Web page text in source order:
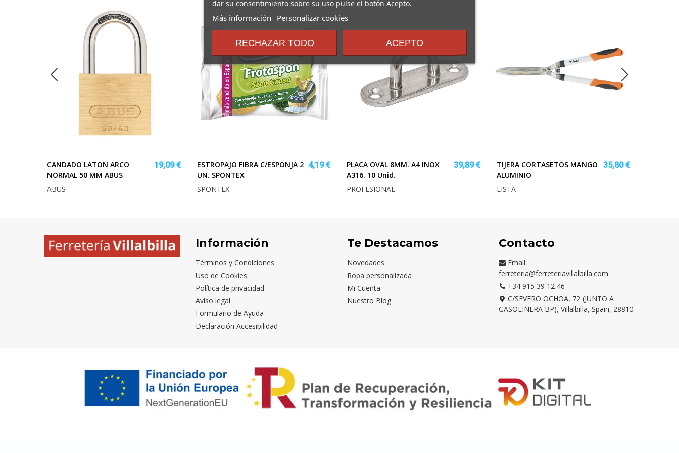
CANDADO LATON ARCO
NORMAL 50 MM ABUS
19,09 €
ABUS
ESTROPAJO FIBRA C/ESPONJA 2
UN. SPONTEX
4,19 €
SPONTEX
PLACA OVAL 8MM. A4 INOX
A316. 10 Unid.
39,89 €
PROFESIONAL
TIJERA CORTASETOS MANGO
ALUMINIO
35,80 €
LISTA
Información
Términos y Condiciones
Uso de Cookies
Política de privacidad
Aviso legal
Formulario de Ayuda
Declaración Accesibilidad
Te Destacamos
Novedades
Ropa personalizada
Mi Cuenta
Nuestro Blog
Contacto
Email:
ferreteria@ferreteriavillalbilla.com
+34 915 39 12 46
C/SEVERO OCHOA, 72 (JUNTO A
GASOLINERA BP), Villalbilla, Spain, 28810
dar su consentimiento sobre su uso pulse el botón Acepto.
Más información
sobre
y
condiciones
Personalizar cookies
RECHAZAR TODO ACEPTO